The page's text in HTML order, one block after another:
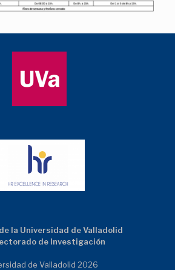
la Universidad de Valladolid
de Investigación
de Valladolid 2026